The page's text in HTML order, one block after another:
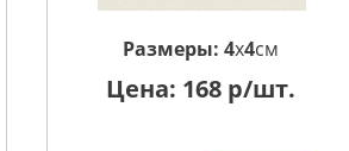
Размеры:4x4см
Цена: 168 р/шт.